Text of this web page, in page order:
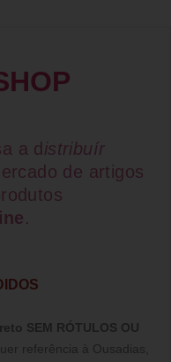
a d istribuír
de artigos
.
SEM RÓTULOS OU
referência à Ousadias,